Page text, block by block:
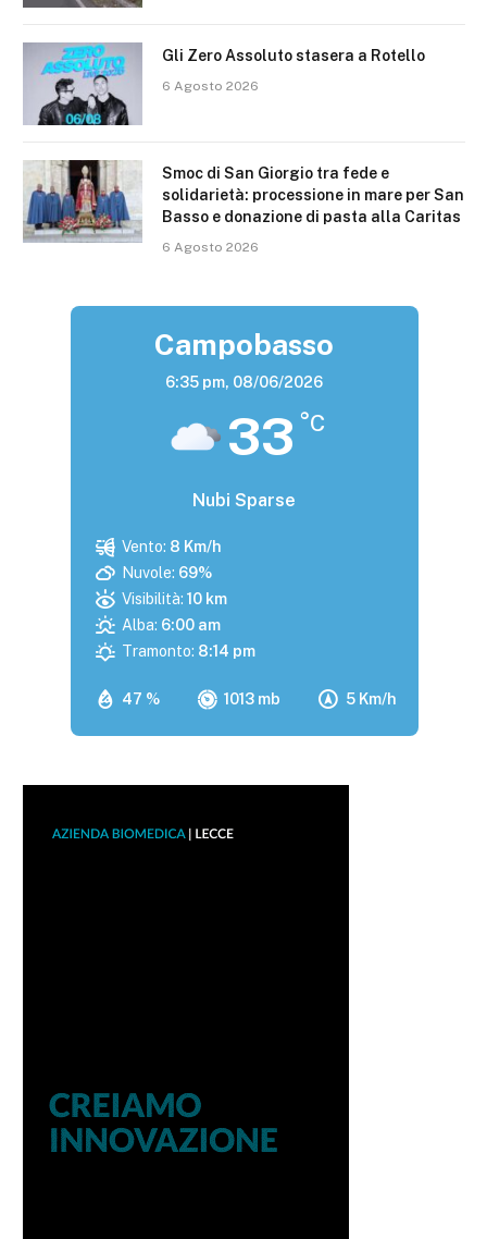
Gli Zero Assoluto stasera a Rotello
6 Agosto 2026
Smoc di San Giorgio tra fede e
solidarietà: processione in mare per San
Basso e donazione di pasta alla Caritas
6 Agosto 2026
Campobasso
6:35 pm, 08/06/2026
33 °C
Nubi Sparse
47 % 1013 mb 5 Km/h
Vento: 8 Km/h
Nuvole: 69%
Visibilità: 10 km
Alba: 6:00 am
Tramonto: 8:14 pm